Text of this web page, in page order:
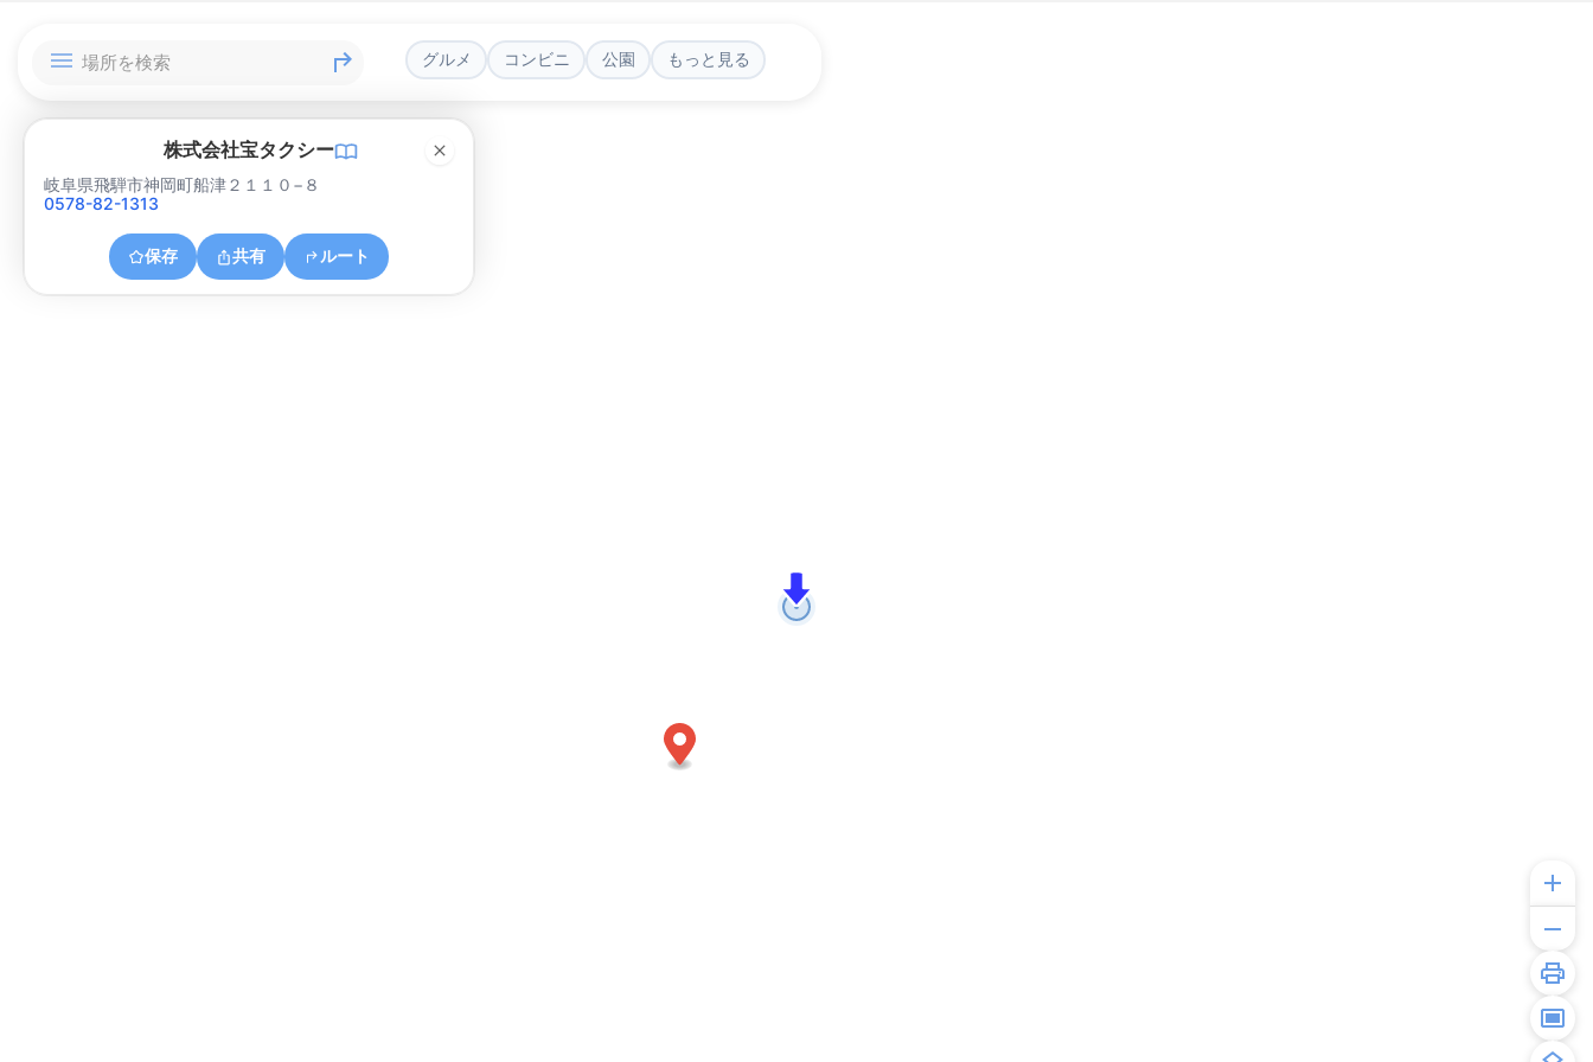
グルメ コンビニ 公園 もっと見る
株式会社宝タクシー
岐阜県飛騨市神岡町船津２１１０−８
0578-82-1313
保存 共有 ルート